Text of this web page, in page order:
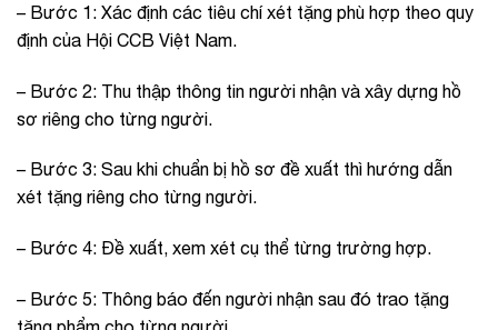
– Bước 1: Xác định các tiêu chí xét tặng phù hợp theo quy
định của Hội CCB Việt Nam.
– Bước 2: Thu thập thông tin người nhận và xây dựng hồ
sơ riêng cho từng người.
– Bước 3: Sau khi chuẩn bị hồ sơ đề xuất thì hướng dẫn
xét tặng riêng cho từng người.
– Bước 4: Đề xuất, xem xét cụ thể từng trường hợp.
– Bước 5: Thông báo đến người nhận sau đó trao tặng